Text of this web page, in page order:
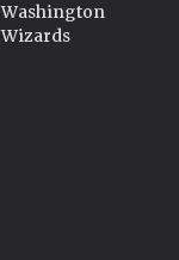
Washington
Wizards